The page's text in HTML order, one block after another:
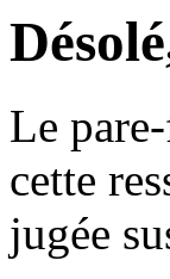
Le
cette
jugée